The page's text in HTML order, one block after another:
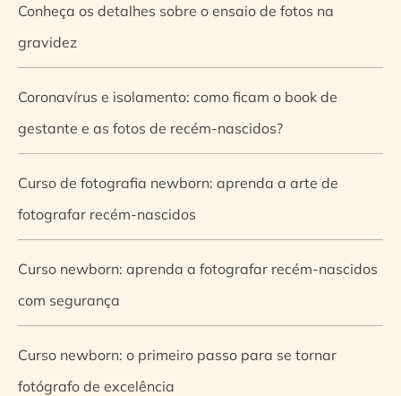
Conheça os detalhes sobre o ensaio de fotos na
gravidez
Coronavírus e isolamento: como ficam o book de
gestante e as fotos de recém-nascidos?
Curso de fotografia newborn: aprenda a arte de
fotografar recém-nascidos
Curso newborn: aprenda a fotografar recém-nascidos
com segurança
Curso newborn: o primeiro passo para se tornar
fotógrafo de excelência